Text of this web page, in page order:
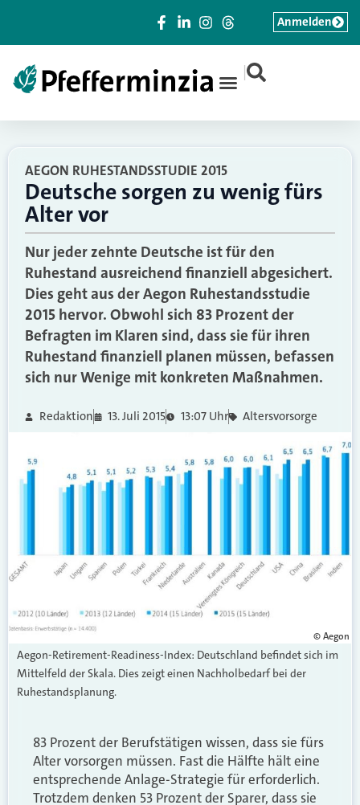
|
Anmelden
AEGON RUHESTANDSSTUDIE 2015
Deutsche sorgen zu wenig fürs
Alter vor
Nur jeder zehnte Deutsche ist für den
Ruhestand ausreichend finanziell abgesichert.
Dies geht aus der Aegon Ruhestandsstudie
2015 hervor. Obwohl sich 83 Prozent der
Befragten im Klaren sind, dass sie für ihren
Ruhestand finanziell planen müssen, befassen
sich nur Wenige mit konkreten Maßnahmen.
Redaktion 13. Juli 2015 13:07 Uhr Altersvorsorge
© Aegon
Aegon-Retirement-Readiness-Index: Deutschland befindet sich im
Mittelfeld der Skala. Dies zeigt einen Nachholbedarf bei der
Ruhestandsplanung.
83 Prozent der Berufstätigen wissen, dass sie fürs
Alter vorsorgen müssen. Fast die Hälfte hält eine
entsprechende Anlage-Strategie für erforderlich.
Trotzdem denken 53 Prozent der Sparer, dass sie